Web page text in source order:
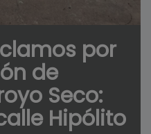
por
de
Seco:
Hipólito